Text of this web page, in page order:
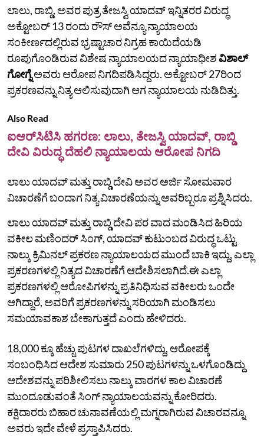
ಲಾಲು, ರಾಬ್ಡಿ, ಅವರ ಪುತ್ರ ತೇಜಸ್ವಿ ಯಾದವ್‌ ಇನ್ನಿತರರ ವಿರುದ್ಧ
ಅಕ್ಟೋಬರ್ 13 ರಂದು ರೌಸ್ ಅವೆನ್ಯೂ ನ್ಯಾಯಾಲಯ
ಸಂಕೀರ್ಣದಲ್ಲಿರುವ ಭ್ರಷ್ಟಾಚಾರ ನಿಗ್ರಹ ಕಾಯಿದೆಯಡಿ
ರೂಪುಗೊಂಡಿರುವ ವಿಶೇಷ ನ್ಯಾಯಾಲಯದ ನ್ಯಾಯಾಧೀಶವಿಶಾಲ್
ಗೋಗ್ನೆಅವರು ಆರೋಪ ನಿಗದಿಪಡಿಸಿದ್ದರು. ಅಕ್ಟೋಬರ್ 27ರಿಂದ
ಪ್ರಕರಣವನ್ನು ನಿತ್ಯ ಆಲಿಸುವುದಾಗಿ ಆಗ ನ್ಯಾಯಾಲಯ ನುಡಿದಿತ್ತು.
Also Read
ಐಆರ್‌ಸಿಟಿಸಿ ಹಗರಣ: ಲಾಲು, ತೇಜಸ್ವಿ ಯಾದವ್, ರಾಬ್ಡಿ
ದೇವಿ ವಿರುದ್ಧ ದೆಹಲಿ ನ್ಯಾಯಾಲಯ ಆರೋಪ ನಿಗದಿ
ಲಾಲು ಯಾದವ್ ಮತ್ತು ರಾಬ್ಡಿ ದೇವಿ ಅವರ ಅರ್ಜಿ ಸೋಮವಾರ
ವಿಚಾರಣೆಗೆ ಬಂದಾಗ ನಿತ್ಯ ವಿಚಾರಣೆಯನ್ನು ಅವರಿಬ್ಬರೂ ಪ್ರಶ್ನಿಸಿದರು.
ಲಾಲು ಯಾದವ್ ಮತ್ತು ರಾಬ್ಡಿ ದೇವಿ ಪರ ವಾದ ಮಂಡಿಸಿದ ಹಿರಿಯ
ವಕೀಲ ಮಣಿಂದರ್ ಸಿಂಗ್, ಯಾದವ್ ಕುಟುಂಬದ ವಿರುದ್ಧ ಒಟ್ಟು
ನಾಲ್ಕು ಕ್ರಿಮಿನಲ್ ಪ್ರಕರಣ ನ್ಯಾಯಾಲಯದ ಮುಂದೆ ಬಾಕಿ ಇದ್ದು, ಎಲ್ಲಾ
ಪ್ರಕರಣಗಳಲ್ಲಿ ನಿತ್ಯದ ವಿಚಾರಣೆಗೆ ಆದೇಶಿಸಲಾಗಿದೆ.ಈ ಎಲ್ಲಾ
ಪ್ರಕರಣಗಳಲ್ಲಿ ಆರೋಪಿಗಳನ್ನು ಪ್ರತಿನಿಧಿಸುವ ವಕೀಲರು ಒಂದೇ
ಆಗಿದ್ದಾರೆ, ಅವರಿಗೆ ಪ್ರಕರಣಗಳನ್ನು ಸರಿಯಾಗಿ ಮಂಡಿಸಲು
ಸಮಯಾವಕಾಶ ಬೇಕಾಗುತ್ತದೆ ಎಂದು ಹೇಳಿದರು.
18,000 ಕ್ಕೂ ಹೆಚ್ಚು ಪುಟಗಳ ದಾಖಲೆಗಳಿದ್ದು, ಆರೋಪಕ್ಕೆ
ಸಂಬಂಧಿಸಿದ ಆದೇಶ ಸುಮಾರು 250 ಪುಟಗಳನ್ನು ಒಳಗೊಂಡಿದ್ದು
ಆದೇಶವನ್ನು ಪರಿಶೀಲಿಸಲು ನಾಲ್ಕು ವಾರಗಳ ಕಾಲ ವಿಚಾರಣೆ
ಮುಂದೂಡುವಂತೆ ಸಿಂಗ್ ನ್ಯಾಯಾಲಯವನ್ನು ಕೋರಿದರು.
ಕಕ್ಷಿದಾರರು ಬಿಹಾರ ಚುನಾವಣೆಯಲ್ಲಿ ಮಗ್ನರಾಗಿರುವ ವಿಚಾರವನ್ನೂ
ಅವರು ಇದೇ ವೇಳೆ ಪ್ರಸ್ತಾಪಿಸಿದರು.